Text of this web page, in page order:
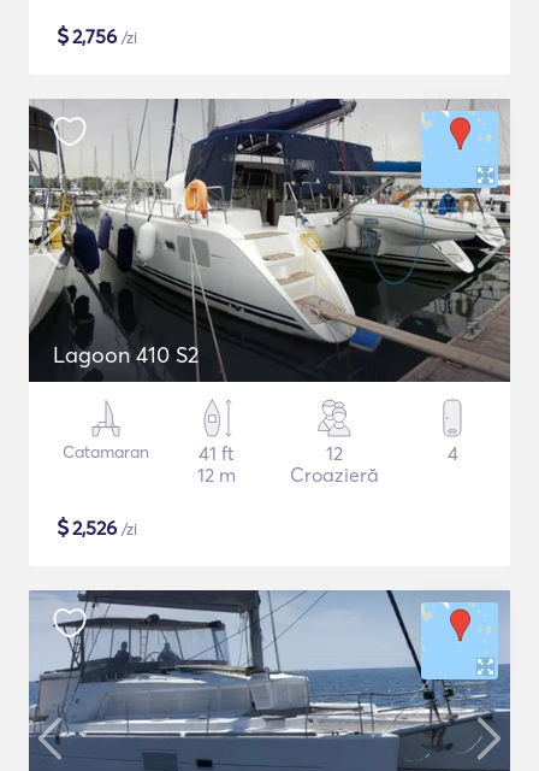
$2,756 /zi
Lagoon 410 S2
Catamaran
41 ft
12 m
12
Croazieră
4
$2,526 /zi